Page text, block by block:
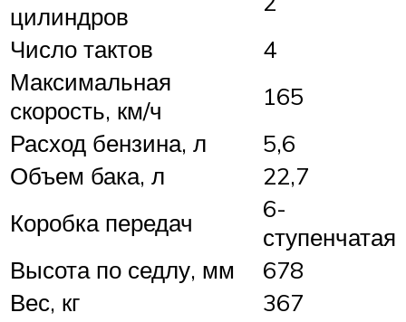
цилиндров
Число тактов
4
Максимальная
скорость, км/ч
165
Расход бензина, л
5,6
Объем бака, л
22,7
Коробка передач
6-
ступенчатая
Высота по седлу, мм
678
Вес, кг
367